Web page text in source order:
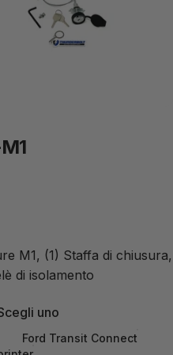
M1, (1) Staffa di chiusura,
di isolamento
uno
Ford Transit Connect